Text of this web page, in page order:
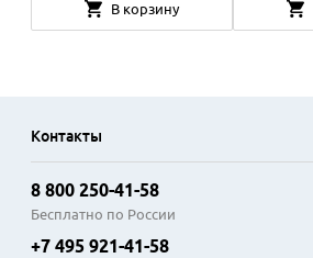
В корзину
Контакты
8 800 250-41-58
Бесплатно по России
+7 495 921-41-58